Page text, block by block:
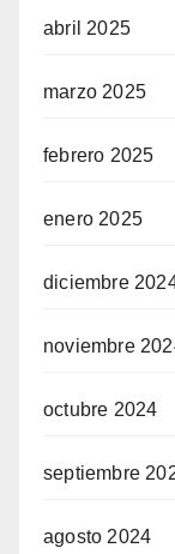
abril 2025
marzo 2025
febrero 2025
enero 2025
diciembre
noviembre
octubre 2024
septiembre
agosto 2024